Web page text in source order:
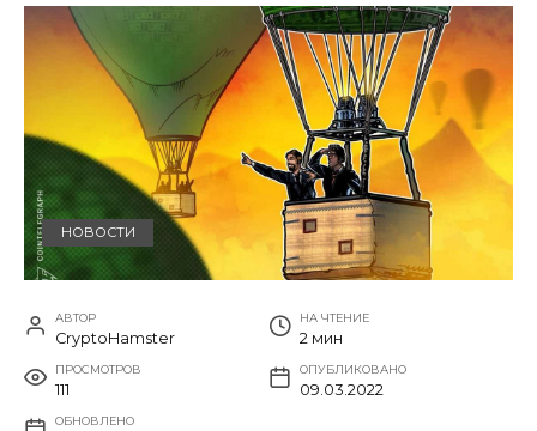
НОВОСТИ
АВТОР
CryptoHamster
НА ЧТЕНИЕ
2 мин
ПРОСМОТРОВ
111
ОПУБЛИКОВАНО
09.03.2022
ОБНОВЛЕНО